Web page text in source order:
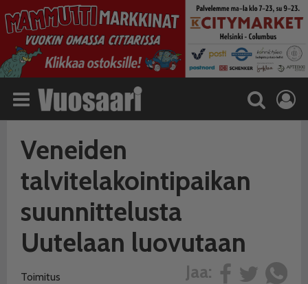
Veneiden
talvitelakointipaikan
suunnittelusta
Uutelaan luovutaan
Jaa:
Toimitus